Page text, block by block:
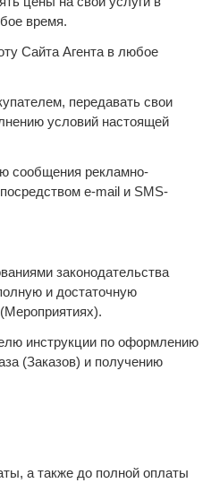
время.
Сайта Агента в любое
передавать свои
условий настоящей
сообщения рекламно-
e-mail и SMS-
законодательства
и достаточную
инструкции по оформлению
(Заказов) и получению
а также до полной оплаты